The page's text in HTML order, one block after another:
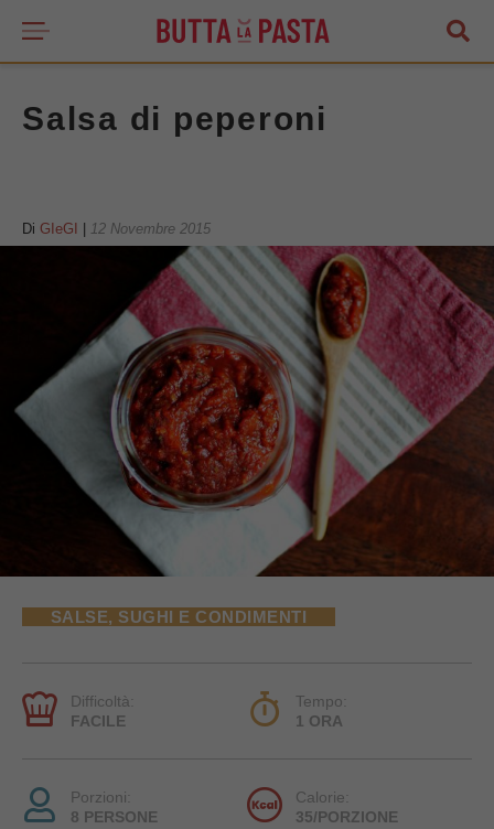
Salsa di peperoni
Di GIeGI 12 Novembre 2015
SALSE, SUGHI E CONDIMENTI
Difficoltà:
FACILE
Tempo:
1 ORA
Porzioni:
8 PERSONE
Calorie:
35/PORZIONE